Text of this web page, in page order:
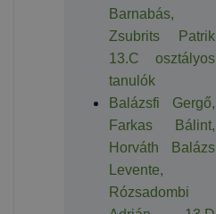
Barnabás,
Zsubrits Patrik
13.C osztályos
tanulók
Balázsfi Gergő,
Farkas Bálint,
Horváth Balázs
Levente,
Rózsadombi